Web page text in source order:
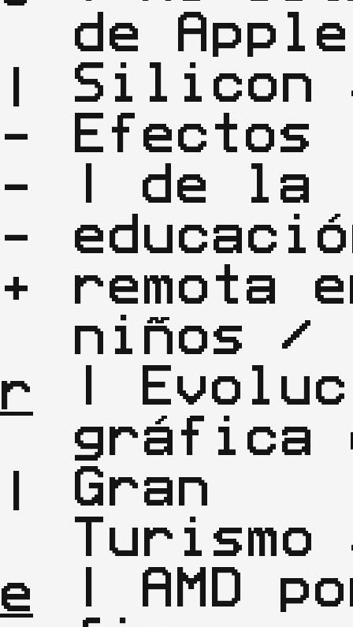
de Apple
Silicon
Efectos
| de la
remota
niños /
|
gráfica
Gran
| AMD